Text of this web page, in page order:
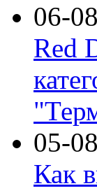
06-
Red
05-
Как